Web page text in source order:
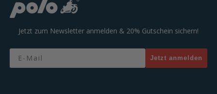
Jetzt zum Newsletter anmelden & 20% Gutschein sichern!
Email
Jetzt anmelden